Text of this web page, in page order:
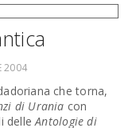
2004
che torna,
di Urania con
delleAntologie di